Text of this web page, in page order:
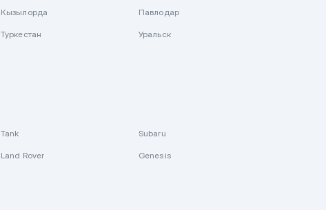
Кызылорда Павлодар
Туркестан Уральск
Tank Subaru
Land Rover Genesis